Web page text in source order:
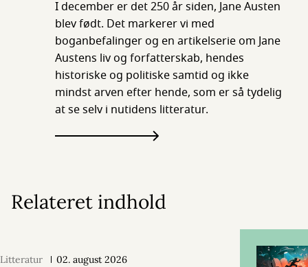
I december er det 250 år siden, Jane Austen
blev født. Det markerer vi med
boganbefalinger og en artikelserie om Jane
Austens liv og forfatterskab, hendes
historiske og politiske samtid og ikke
mindst arven efter hende, som er så tydelig
at se selv i nutidens litteratur.
Relateret indhold
Litteratur 02. august 2026